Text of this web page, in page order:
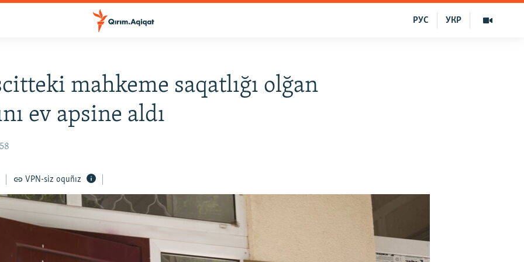
УКР
РУС
mahkeme saqatlığı olğan
ev apsine aldı
VPN-siz oquñız